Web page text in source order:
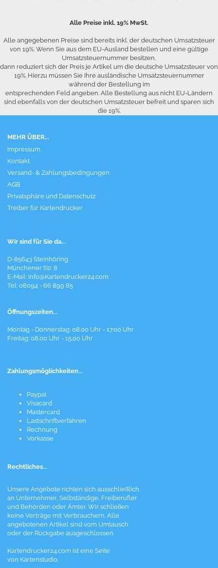
Alle Preise inkl. 19% MwSt.
Alle angegebenen Preise sind bereits inkl. der deutschen Umsatzsteuer
von 19%. Wenn Sie aus dem EU-Ausland bestellen und eine gültige
Umsatzsteuernummer besitzen,
dann reduziert sich der Preis je Artikel um die deutsche Umsatzsteuer von
19%. Hierzu müssen Sie Ihre ausländische Umsatzsteuernummer
während der Bestellung im
entsprechenden Feld angeben. Alle Bestellung aus nicht EU-Ländern
sind ebenfalls von der deutschen Umsatzsteuer befreit und sparen sich
die 19%.
MEHR ÜBER...
Impressum
Kontakt
Versand- & Zahlungsbedingungen
AGB
Privatsphäre und Datenschutz
Treiber für Kartendrucker
Wir sind für Sie da...
D-85643 Steinhöring
Münchener Str. 8
E-Mail: Info@Kartendrucker24.com
Tel: 08094 - 66 899 85
Öffnungszeiten...
Montag - Donnerstag: 08.00 Uhr - 17.00 Uhr
Freitag: 08.00 Uhr - 15.00 Uhr
Zahlungsmöglichkeiten...
Paypal
Visacard
Mastercard
Lastschriftverfahren
Rechnung
Vorkasse
Rechtliches...
Unsere Angebote richten sich ausschließlich
an Unternehmer, Selbständige, Freiberufler
und Behörden oder Ämter. Wir schließen
keine Verträge mit Verbrauchern. Alle
angebotenen Artikel sind vom Umtausch
oder der Rückgabe ausgeschlossen.
Kartendrucker24.com ist eine Seite
von Kartenstudio.